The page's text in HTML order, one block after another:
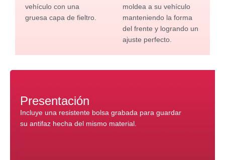
vehículo con una
gruesa capa de fieltro.
moldea a su vehículo
manteniendo la forma
del frente y logrando un
ajuste perfecto.
Presentación
Incluye una resistente bolsa grabada para guardar
su antifaz hecha del mismo material.